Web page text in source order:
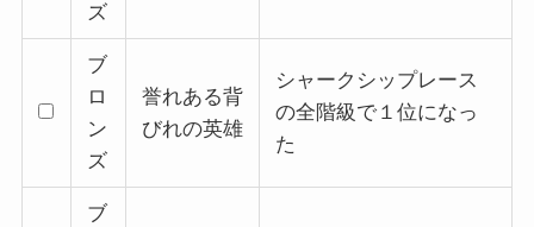
ズ
ブ
ロ
ン
ズ
誉れある背
びれの英雄
シャークシップレース
の全階級で１位になっ
た
ブ